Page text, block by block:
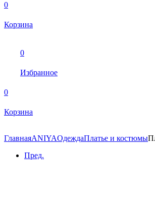
0
Корзина
0
Избранное
0
Корзина
ГлавнаяANIYAОдеждаПлатье и костюмы
Пред.